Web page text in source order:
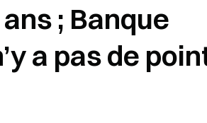
; Banque
a pas de